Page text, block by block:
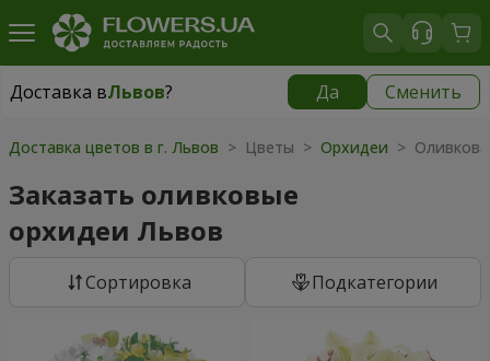
Доставка вЛьвов? Да Сменить
Доставка вЛьвов|
Доставка цветов в г. Львов > Цветы > Орхидеи >
Заказать оливковые
орхидеи Львов
Cортировка Подкатегории